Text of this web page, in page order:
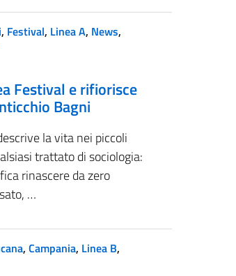
, Festival, Linea A, News,
Festival e rifiorisce
Bagni
la vita nei piccoli
trattato di sociologia:
rinascere da zero
…
,Campania, Linea B,